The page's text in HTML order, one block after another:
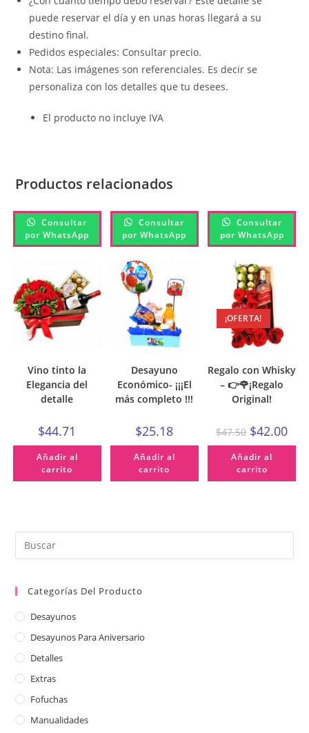
puede reservar el día y en unas horas llegará a su
destino final.
Pedidos especiales: Consultar precio.
Nota: Las imágenes son referenciales. Es decir se
personaliza con los detalles que tu desees.
El producto no incluye IVA
Productos relacionados
Consultar
por WhatsApp
Vino tinto la
Elegancia del
detalle
$44.71
Añadir al
carrito
Consultar
por WhatsApp
Desayuno
Económico- ¡¡¡El
más completo !!!
$25.18
Añadir al
carrito
Consultar
por WhatsApp
¡OFERTA!
Regalo con Whisky
– 👉🌹¡Regalo
Original!
$47.50 $42.00
Añadir al
carrito
Categorías Del Producto
Desayunos
Desayunos Para Aniversario
Detalles
Extras
Fofuchas
Manualidades